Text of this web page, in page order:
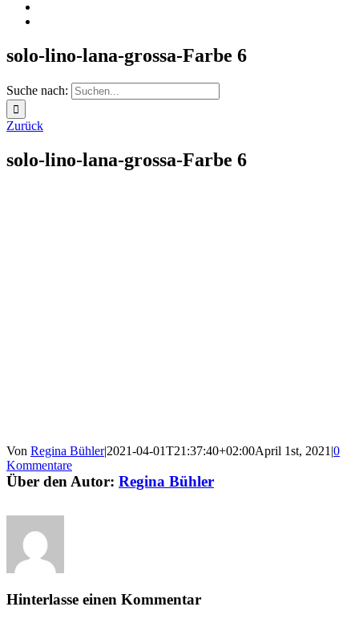
solo-lino-lana-grossa-Farbe 6
Suche nach:
Zurück
solo-lino-lana-grossa-Farbe 6
Von Regina Bühler|2021-04-01T21:37:40+02:00April 1st, 2021 |0
Kommentare
Über den Autor: Regina Bühler
Hinterlasse einen Kommentar